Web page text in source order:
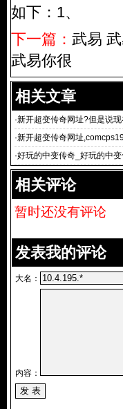
如下：1、
下一篇： 武易
武易你很
相关文章
·新开超变传奇网址?但是说
·新开超变传奇网址
海经上有记载一种鸟
·好玩的中变传奇_好玩的中
奇网址_52
相关评论
暂时还没有评论
发表我的评论
大名：
内容：